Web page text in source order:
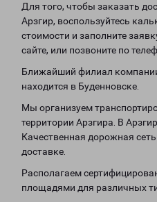
Для того, чтобы заказать
Арзгир, воспользуйтесь
стоимости и заполните
сайте, или позвоните по
Ближайший филиал
находится в Буденновске.
Мы организуем
территории Арзгира. В
Качественная дорожная
доставке.
Располагаем
площадями для различных